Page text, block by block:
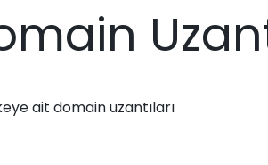
ait domain uzantıları